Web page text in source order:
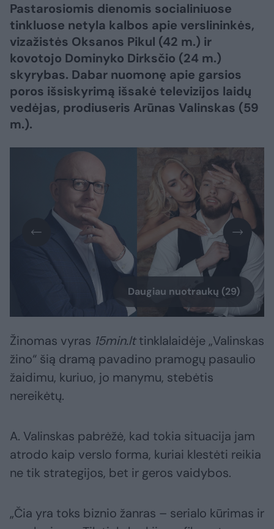
Pastarosiomis dienomis socialiniuose
tinkluose netyla kalbos apie verslininkės,
vizažistės Oksanos Pikul (42 m.) ir
kovotojo Dominyko Dirksčio (24 m.)
skyrybas. Dabar nuomonę apie garsios
poros išsiskyrimą išsakė televizijos laidų
vedėjas, prodiuseris Arūnas Valinskas (59
m.).
Daugiau nuotraukų (29)
Žinomas vyras 15min.lttinklalaidėje „Valinskas
žino“ šią dramą pavadino pramogų pasaulio
žaidimu, kuriuo, jo manymu, stebėtis
nereikėtų.
A. Valinskas pabrėžė, kad tokia situacija jam
atrodo kaip verslo forma, kuriai klestėti reikia
ne tik strategijos, bet ir geros vaidybos.
„Čia yra toks biznio žanras – serialo kūrimas ir